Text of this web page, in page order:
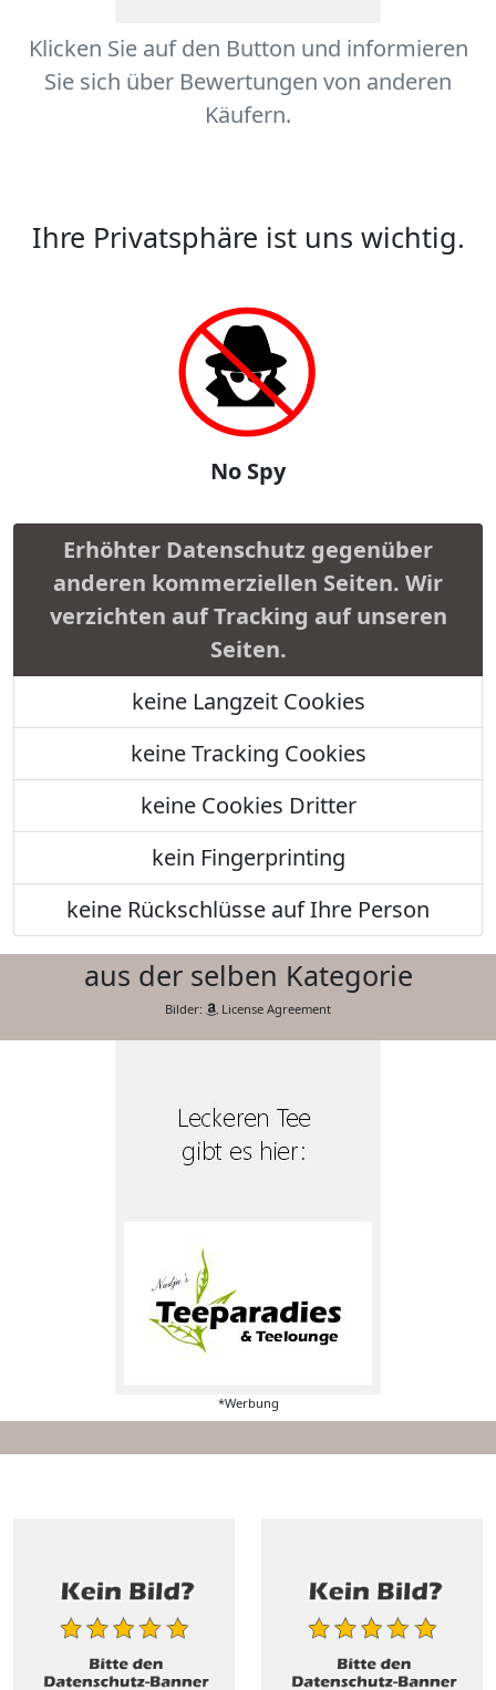
Klicken Sie auf den Button und informieren
Sie sich über Bewertungen von anderen
Käufern.
Ihre Privatsphäre ist uns wichtig.
No Spy
Erhöhter Datenschutz gegenüber
anderen kommerziellen Seiten. Wir
verzichten auf Tracking auf unseren
Seiten.
keine Langzeit Cookies
keine Tracking Cookies
keine Cookies Dritter
kein Fingerprinting
keine Rückschlüsse auf Ihre Person
aus der selben Kategorie
Bilder: License Agreement
*Werbung